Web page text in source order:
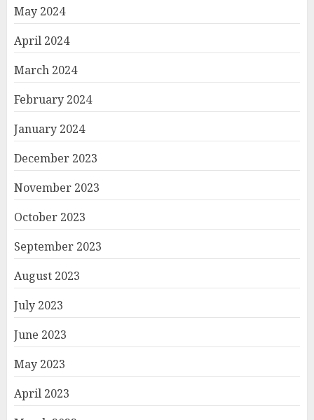
May 2024
April 2024
March 2024
February 2024
January 2024
December 2023
November 2023
October 2023
September 2023
August 2023
July 2023
June 2023
May 2023
April 2023